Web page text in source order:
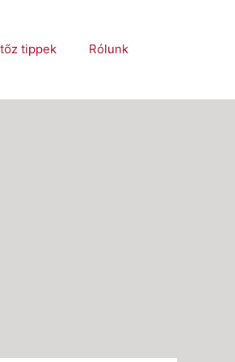
tippek Rólunk